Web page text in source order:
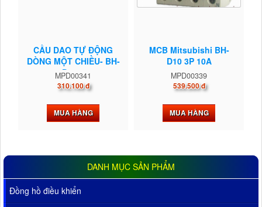
CẦU DAO TỰ ĐỘNG
DÒNG MỘT CHIỀU- BH-
D10...
MPD00341
310.100 đ
MUA HÀNG
MCB Mitsubishi BH-
D10 3P 10A
MPD00339
539.500 đ
MUA HÀNG
DANH MỤC SẢN PHẨM
Đồng hồ điều khiển